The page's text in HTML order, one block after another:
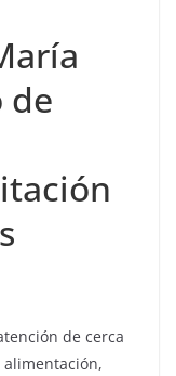
de
de cerca